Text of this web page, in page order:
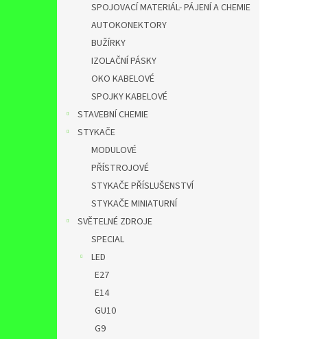
SPOJOVACÍ MATERIÁL- PÁJENÍ A CHEMIE
AUTOKONEKTORY
BUŽÍRKY
IZOLAČNÍ PÁSKY
OKO KABELOVÉ
SPOJKY KABELOVÉ
STAVEBNÍ CHEMIE
STYKAČE
MODULOVÉ
PŘÍSTROJOVÉ
STYKAČE PŘÍSLUŠENSTVÍ
STYKAČE MINIATURNÍ
SVĚTELNÉ ZDROJE
SPECIAL
LED
E27
E14
GU10
G9